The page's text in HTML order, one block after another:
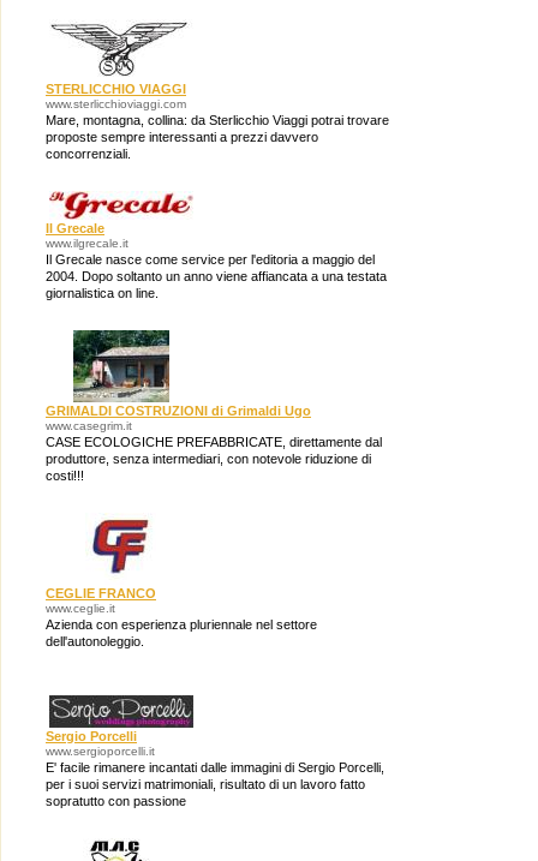
STERLICCHIO VIAGGI
www.sterlicchioviaggi.com
Mare, montagna, collina: da Sterlicchio Viaggi potrai trovare
proposte sempre interessanti a prezzi davvero
concorrenziali.
Il Grecale
www.ilgrecale.it
Il Grecale nasce come service per l'editoria a maggio del
2004. Dopo soltanto un anno viene affiancata a una testata
giornalistica on line.
GRIMALDI COSTRUZIONI di Grimaldi Ugo
www.casegrim.it
CASE ECOLOGICHE PREFABBRICATE, direttamente dal
produttore, senza intermediari, con notevole riduzione di
costi!!!
CEGLIE FRANCO
www.ceglie.it
Azienda con esperienza pluriennale nel settore
dell'autonoleggio.
Sergio Porcelli
www.sergioporcelli.it
E' facile rimanere incantati dalle immagini di Sergio Porcelli,
per i suoi servizi matrimoniali, risultato di un lavoro fatto
sopratutto con passione